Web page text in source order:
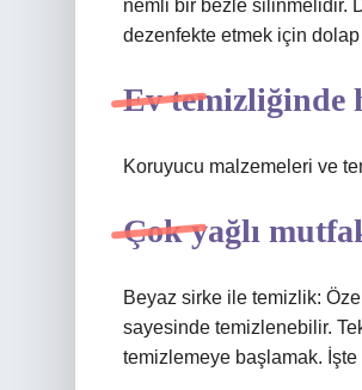
nemli bir bezle silinmelidir.
dezenfekte etmek için dolap
Ev temizliğinde
Koruyucu malzemeleri ve
Çok yağlı
Beyaz sirke ile temizlik:
sayesinde temizlenebilir.
temizlemeye başlamak.